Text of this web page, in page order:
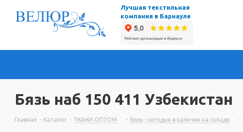
Лучшая текстильная
компания в Барнауле
Бязь наб 150 411 Узбекистан
Главная - Каталог - ТКАНИ ОПТОМ - Бязь - сегодня в наличии на складе -